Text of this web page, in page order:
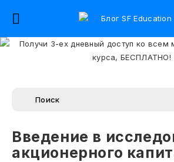
Введение в
акционерного